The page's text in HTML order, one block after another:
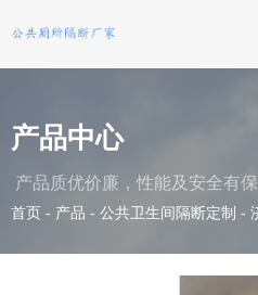
产品中心
产品质优价廉，性能及安全有
首页 - 产品 - 公共卫生间隔断定制 -